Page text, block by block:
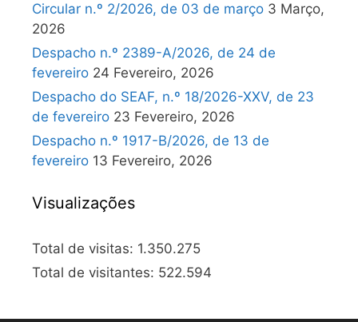
Circular n.º 2/2026, de 03 de março 3 Março,
2026
Despacho n.º 2389-A/2026, de 24 de
fevereiro 24 Fevereiro, 2026
Despacho do SEAF, n.º 18/2026-XXV, de 23
de fevereiro 23 Fevereiro, 2026
Despacho n.º 1917-B/2026, de 13 de
fevereiro 13 Fevereiro, 2026
Visualizações
Total de visitas: 1.350.275
Total de visitantes: 522.594